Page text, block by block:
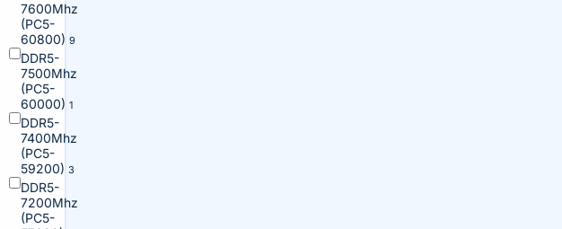
7600Mhz
(PC5-
60800) 9
DDR5-
7500Mhz
(PC5-
60000) 1
DDR5-
7400Mhz
(PC5-
59200) 3
DDR5-
7200Mhz
(PC5-